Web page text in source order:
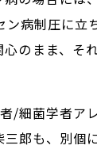
病制圧に立
のまま、そ
/細菌学者ア
郎も、別個